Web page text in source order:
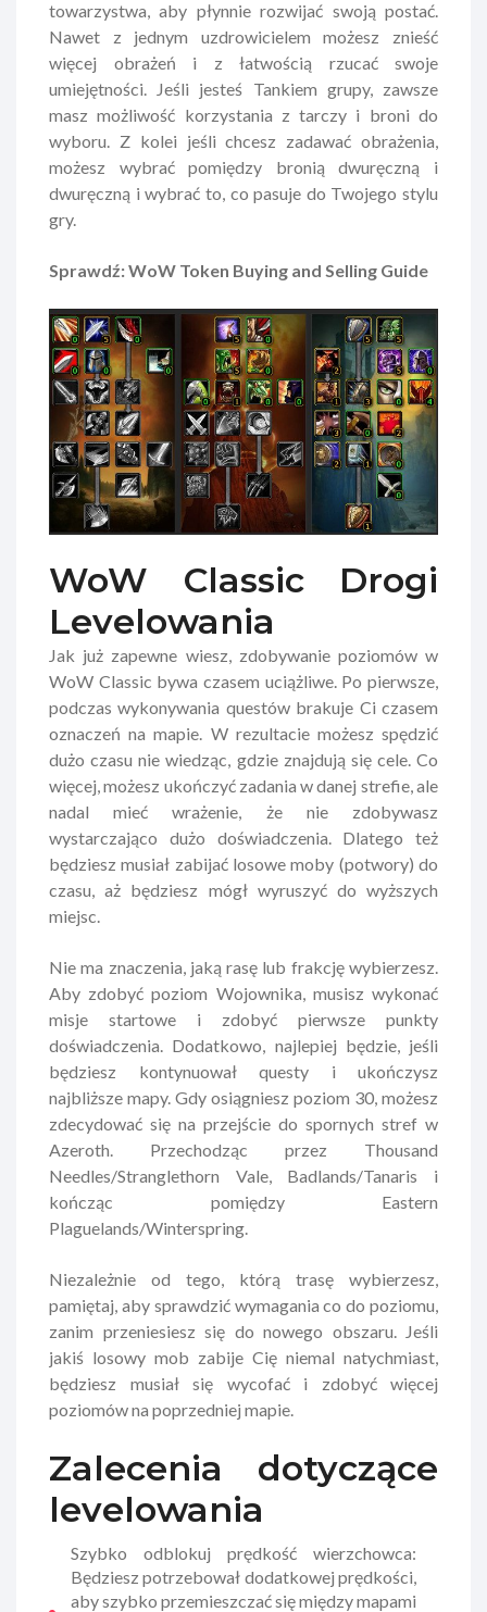
towarzystwa, aby płynnie rozwijać swoją postać.
Nawet z jednym uzdrowicielem możesz znieść
więcej obrażeń i z łatwością rzucać swoje
umiejętności. Jeśli jesteś Tankiem grupy, zawsze
masz możliwość korzystania z tarczy i broni do
wyboru. Z kolei jeśli chcesz zadawać obrażenia,
możesz wybrać pomiędzy bronią dwuręczną i
dwuręczną i wybrać to, co pasuje do Twojego stylu
gry.
Sprawdź:WoW Token Buying and Selling Guide
WoW Classic Drogi
Levelowania
Jak już zapewne wiesz, zdobywanie poziomów w
WoW Classic bywa czasem uciążliwe. Po pierwsze,
podczas wykonywania questów brakuje Ci czasem
oznaczeń na mapie. W rezultacie możesz spędzić
dużo czasu nie wiedząc, gdzie znajdują się cele. Co
więcej, możesz ukończyć zadania w danej strefie, ale
nadal mieć wrażenie, że nie zdobywasz
wystarczająco dużo doświadczenia. Dlatego też
będziesz musiał zabijać losowe moby (potwory) do
czasu, aż będziesz mógł wyruszyć do wyższych
miejsc.
Nie ma znaczenia, jaką rasę lub frakcję wybierzesz.
Aby zdobyć poziom Wojownika, musisz wykonać
misje startowe i zdobyć pierwsze punkty
doświadczenia. Dodatkowo, najlepiej będzie, jeśli
będziesz kontynuował questy i ukończysz
najbliższe mapy. Gdy osiągniesz poziom 30, możesz
zdecydować się na przejście do spornych stref w
Azeroth. Przechodząc przez Thousand
Needles/Stranglethorn Vale, Badlands/Tanaris i
kończąc pomiędzy Eastern
Plaguelands/Winterspring.
Niezależnie od tego, którą trasę wybierzesz,
pamiętaj, aby sprawdzić wymagania co do poziomu,
zanim przeniesiesz się do nowego obszaru. Jeśli
jakiś losowy mob zabije Cię niemal natychmiast,
będziesz musiał się wycofać i zdobyć więcej
poziomów na poprzedniej mapie.
Zalecenia dotyczące
levelowania
Szybko odblokuj prędkość wierzchowca:
Będziesz potrzebował dodatkowej prędkości,
aby szybko przemieszczać się między mapami